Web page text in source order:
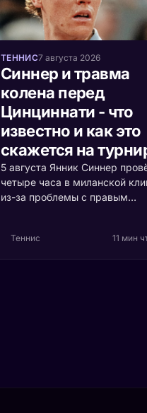
ТЕННИС7 августа 2026
Синнер и травма
колена перед
Цинциннати - что
известно и как это
скажется на
5 августа Янник Синнер
четыре часа в миланской
из-за проблемы с правым
серьёзно и кто выигрывает,
Теннис 11 мин